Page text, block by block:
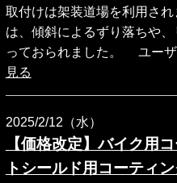
取付けは架装道場を利用さ
は、傾斜によるずり落ちや
っておられました。 ユー
見る
2025/2/12（水）
【価格改定】バイク用
トシールド用コーティン